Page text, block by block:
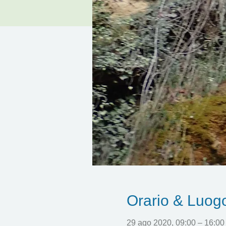
Orario &
29 ago 2020, 09:00 – 16:00